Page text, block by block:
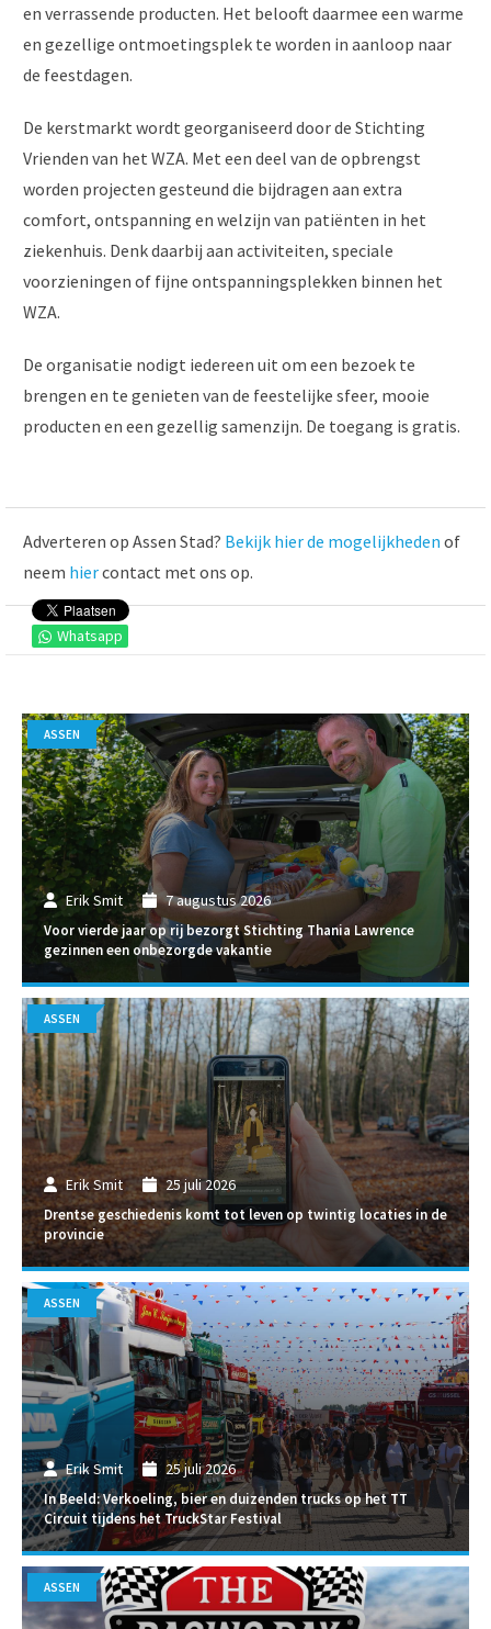
en verrassende producten. Het belooft daarmee een warme
en gezellige ontmoetingsplek te worden in aanloop naar
de feestdagen.
De kerstmarkt wordt georganiseerd door de Stichting
Vrienden van het WZA. Met een deel van de opbrengst
worden projecten gesteund die bijdragen aan extra
comfort, ontspanning en welzijn van patiënten in het
ziekenhuis. Denk daarbij aan activiteiten, speciale
voorzieningen of fijne ontspanningsplekken binnen het
WZA.
De organisatie nodigt iedereen uit om een bezoek te
brengen en te genieten van de feestelijke sfeer, mooie
producten en een gezellig samenzijn. De toegang is gratis.
Whatsapp
Adverteren op Assen Stad? Bekijk hier de mogelijkheden of
neem hiercontact met ons op.
Erik Smit 7 augustus 2026
Voor vierde jaar op rij bezorgt Stichting Thania Lawrence
gezinnen een onbezorgde vakantie
ASSEN
Erik Smit 25 juli 2026
Drentse geschiedenis komt tot leven op twintig locaties in de
provincie
ASSEN
Erik Smit 25 juli 2026
In Beeld: Verkoeling, bier en duizenden trucks op het TT
Circuit tijdens het TruckStar Festival
ASSEN
ASSEN